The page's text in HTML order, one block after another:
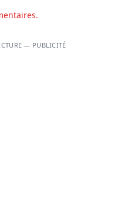
— PUBLICITÉ